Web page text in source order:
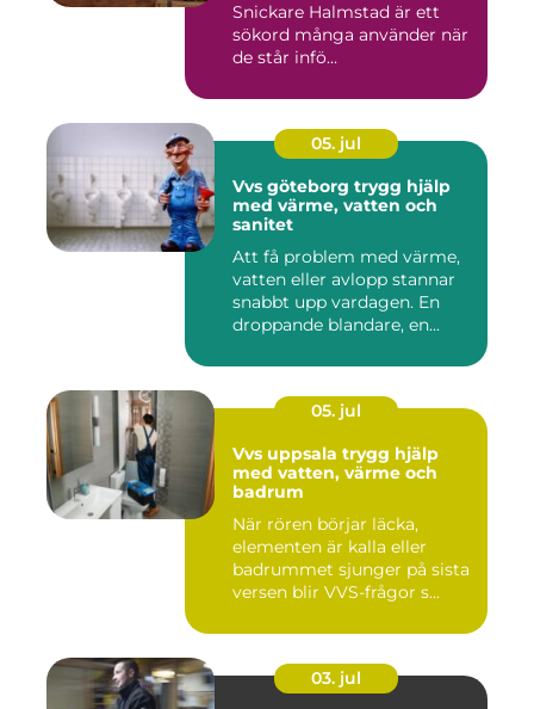
Snickare Halmstad är ett
sökord många använder när
de står infö...
05. jul
Vvs göteborg trygg hjälp
med värme, vatten och
sanitet
Att få problem med värme,
vatten eller avlopp stannar
snabbt upp vardagen. En
droppande blandare, en...
05. jul
Vvs uppsala trygg hjälp
med vatten, värme och
badrum
När rören börjar läcka,
elementen är kalla eller
badrummet sjunger på sista
versen blir VVS-frågor s...
03. jul